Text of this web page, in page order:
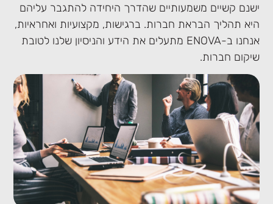
ישנם קשיים משמעותיים שהדרך היחידה להתגבר עליהם
היא תהליך הבראת חברות. ברגישות, מקצועיות ואחראיות,
אנחנו ב-ENOVA מתעלים את הידע והניסיון שלנו לטובת
שיקום חברות.